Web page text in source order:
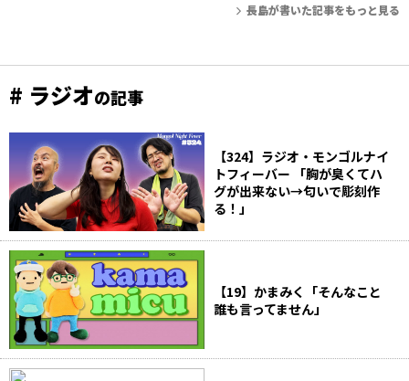
長島が書いた記事をもっと見る
# ラジオの記事
【324】ラジオ・モンゴルナイ
トフィーバー 「胸が臭くてハ
グが出来ない→匂いで彫刻作
る！」
【19】かまみく「そんなこと
誰も言ってません」